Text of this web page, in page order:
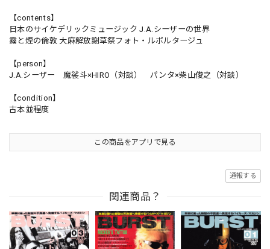
【contents】
日本のサイケデリックミュージック J.A.シーザーの世界
霧と煙の倫敦 大麻解放謝草祭フォト・ルポルタージュ
【person】
J.A.シーザー 魔裟斗×HIRO（対談） パンタ×柴山俊之（対談）
【condition】
古本並程度
この商品をアプリで見る
通報する
関連商品？